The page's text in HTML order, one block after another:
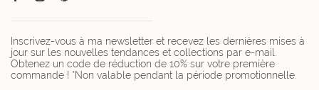
Inscrivez-vous à ma newsletter et recevez les dernières mises à
jour sur les nouvelles tendances et collections par e-mail.
Obtenez un code de réduction de 10% sur votre première
commande ! *Non valable pendant la période promotionnelle.